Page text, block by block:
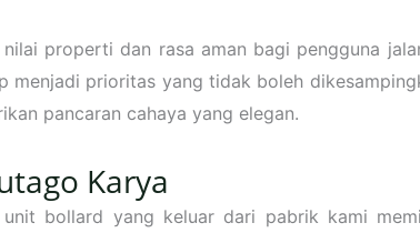
properti dan rasa aman bagi pengguna
menjadi prioritas yang tidak boleh
pancaran cahaya yang elegan.
Karya
bollard yang keluar dari pabrik kami